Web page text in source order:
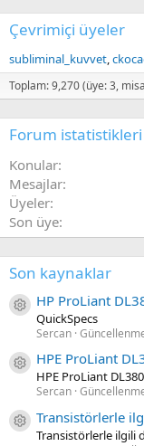
Çevrimiçi üyeler
subliminal_kuvvet
Toplam: 9,270 (üye: 3,
Forum istatistikleri
Konular
Mesajlar
Üyeler
Son üye
Son kaynaklar
Kaynak ikon/
HP ProLiant
QuickSpecs
Sercan
Kaynak ikon/
HPE ProLiant
HPE ProLiant
Sercan
Kaynak ikon/
Transistörlerle
Transistörlerle ilgili